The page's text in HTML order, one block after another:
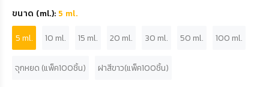
ขนาด (ml.): 5 ml.
5 ml.
10 ml. 15 ml. 20 ml. 30 ml. 50 ml. 100 ml.
จุกหยด (แพ็ค100ชิ้น) ฝาสีขาว(แพ็ค100ชิ้น)